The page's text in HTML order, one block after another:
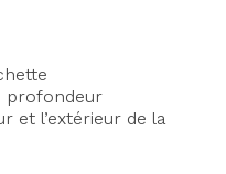
profondeur
et l’extérieur de la